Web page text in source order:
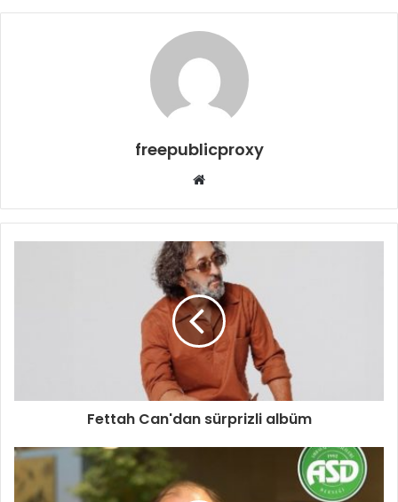
freepublicproxy
Web
Fettah Can'dan sürprizli albüm